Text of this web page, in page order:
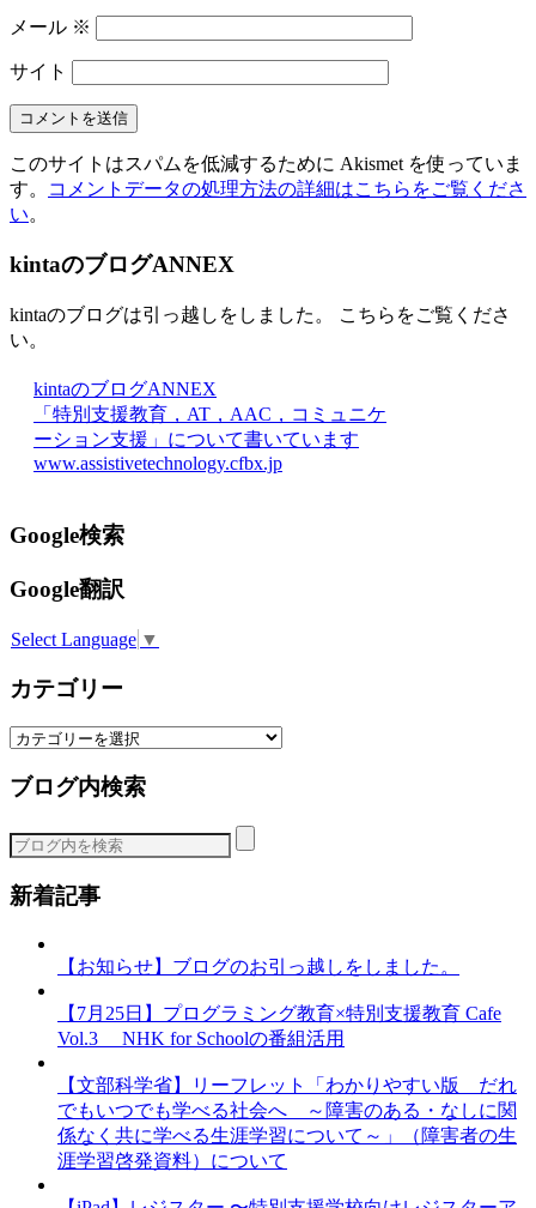
メール ※
サイト
このサイトはスパムを低減するために Akismet を使っていま
す。
コメントデータの処理方法の詳細はこちらをご覧くださ
い。
kintaのブログANNEX
kintaのブログは引っ越しをしました。 こちらをご覧くださ
い。
kintaのブログANNEX
「特別支援教育，AT，AAC，コミュニケ
ーション支援」について書いています
www.assistivetechnology.cfbx.jp
Google検索
Google翻訳
Select Language ▼
カテゴリー
カ
ゴ
ー
ブログ内検索
新着記事
【お知らせ】ブログのお引っ越しをしました。
【7月25日】プログラミング教育×特別支援教育 Cafe
Vol.3 NHK for Schoolの番組活用
【文部科学省】リーフレット「わかりやすい版 だれ
でもいつでも学べる社会へ ～障害のある・なしに関
係なく共に学べる生涯学習について～」（障害者の生
涯学習啓発資料）について